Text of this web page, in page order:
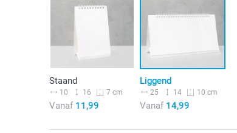
Staand
10 16 7 cm
Vanaf 11,99
Liggend
25 14 10 cm
Vanaf 14,99